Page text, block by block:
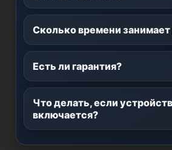
Сколько времени
Есть ли гарантия?
Что делать, если
включается?